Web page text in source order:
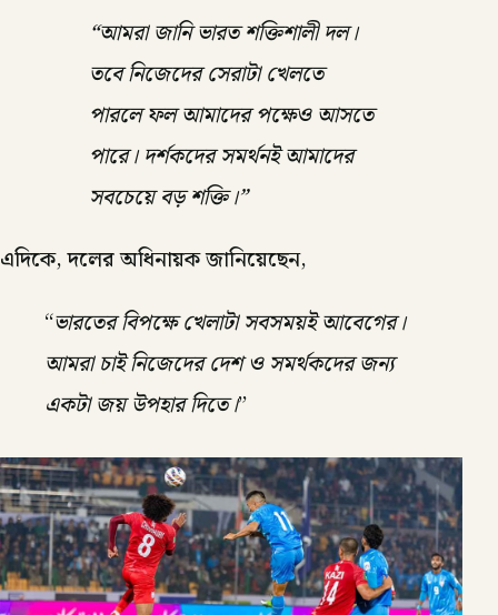
“আমরা জানি ভারত শক্তিশালী দল।
তবে নিজেদের সেরাটা খেলতে
পারলে ফল আমাদের পক্ষেও আসতে
পারে। দর্শকদের সমর্থনই আমাদের
সবচেয়ে বড় শক্তি।”
এদিকে, দলের অধিনায়ক জানিয়েছেন,
“ভারতের বিপক্ষে খেলাটা সবসময়ই আবেগের।
আমরা চাই নিজেদের দেশ ও সমর্থকদের জন্য
একটা জয় উপহার দিতে।”